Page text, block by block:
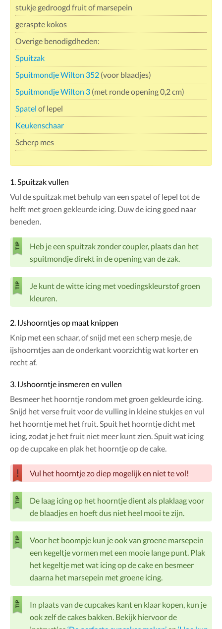
stukje gedroogd fruit of marsepein
geraspte kokos
Overige benodigdheden:
Spuitzak
Spuitmondje Wilton 352 (voor blaadjes)
Spuitmondje Wilton 3 (met ronde opening 0,2 cm)
Spatel of lepel
Keukenschaar
Scherp mes
1. Spuitzak vullen
Vul de spuitzak met behulp van een spatel of lepel tot de
helft met groen gekleurde icing. Duw de icing goed naar
beneden.
Heb je een spuitzak zonder coupler, plaats dan het
spuitmondje direkt in de opening van de zak.
Je kunt de witte icing met voedingskleurstof groen
kleuren.
2. IJshoorntjes op maat knippen
Knip met een schaar, of snijd met een scherp mesje, de
ijshoorntjes aan de onderkant voorzichtig wat korter en
recht af.
3. IJshoorntje insmeren en vullen
Besmeer het hoorntje rondom met groen gekleurde icing.
Snijd het verse fruit voor de vulling in kleine stukjes en vul
het hoorntje met het fruit. Spuit het hoorntje dicht met
icing, zodat je het fruit niet meer kunt zien. Spuit wat icing
op de cupcake en plak het hoorntje op de cake.
Vul het hoorntje zo diep mogelijk en niet te vol!
De laag icing op het hoorntje dient als plaklaag voor
de blaadjes en hoeft dus niet heel mooi te zijn.
Voor het boompje kun je ook van groene marsepein
een kegeltje vormen met een mooie lange punt. Plak
het kegeltje met wat icing op de cake en besmeer
daarna het marsepein met groene icing.
In plaats van de cupcakes kant en klaar kopen, kun je
ook zelf de cakes bakken. Bekijk hiervoor de